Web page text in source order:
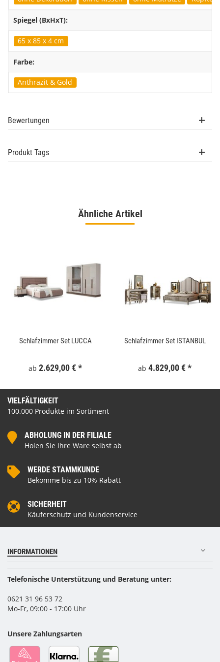
Spiegel (BxHxT):
65 x 85 x 4 cm
Farbe:
Anthrazit & Gold
Bewertungen
Produkt Tags
Ähnliche Artikel
Schlafzimmer Set LUCCA
ab 2.629,00 €*
Schlafzimmer Set ISTANBUL
ab 4.829,00 €*
VIELFÄLTIGKEIT
100.000 Produkte im Sortiment
ABHOLUNG IN DER FILIALE
Holen Sie Ihre Ware selbst ab
WERDE STAMMKUNDE
Bekomme bis zu 10% Rabatt
SICHERHEIT
Käuferschutz und Kundenservice
INFORMATIONEN
Telefonische Unterstützung und Beratung unter:
0621 31 96 53 72
Mo-Fr, 09:00 - 17:00 Uhr
Unsere Zahlungsarten